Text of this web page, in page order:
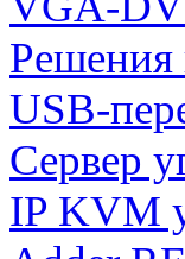
USB-
Сервер
IP KVM